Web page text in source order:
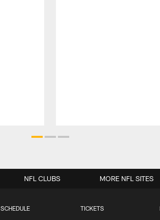
SCHEDULE TICKETS
NFL CLUBS MORE NFL SITES